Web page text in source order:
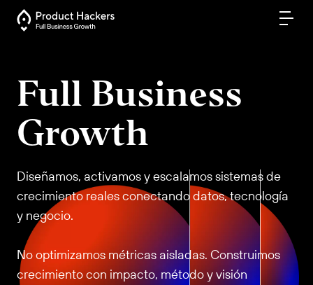
Full Business
Growth
Diseñamos, activamos y escalamos sistemas de
crecimiento reales conectando datos, tecnología
y negocio.
No optimizamos métricas aisladas. Construimos
crecimiento con impacto, método y visión